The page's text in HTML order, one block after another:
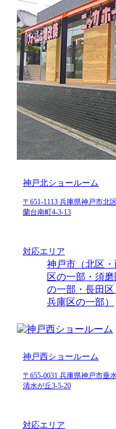
神戸北ショールーム
〒651-1113 兵庫県神戸市北
蘭台南町4-3-13
対応エリア
神戸市（北区・
区の一部・須磨
の一部・長田区
兵庫区の一部）
神戸西ショールーム
〒655-0031 兵庫県神戸市垂
清水が丘3-5-20
対応エリア